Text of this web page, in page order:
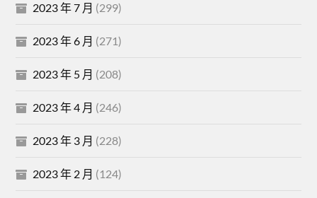
2023 年 7 月 (299)
2023 年 6 月 (271)
2023 年 5 月 (208)
2023 年 4 月 (246)
2023 年 3 月 (228)
2023 年 2 月 (124)